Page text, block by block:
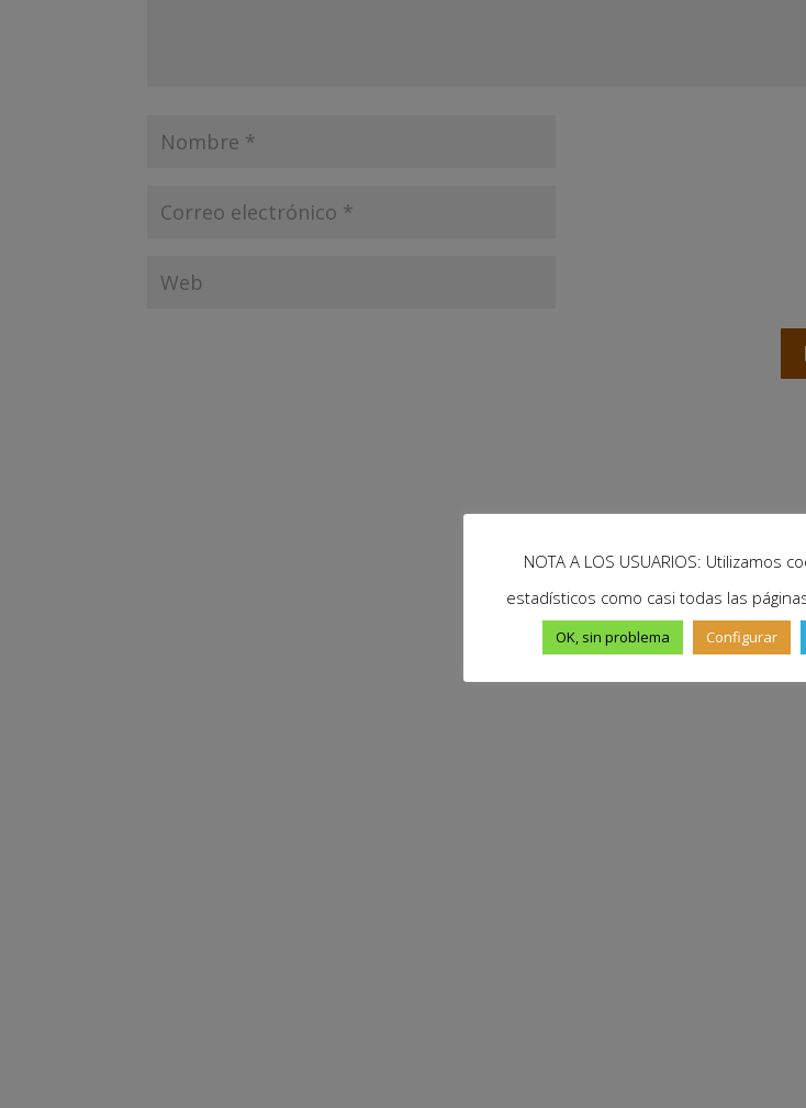
NOTA A LOS USUARIOS: Utilizamos
estadísticos como casi todas las
OK, sin problema Configurar